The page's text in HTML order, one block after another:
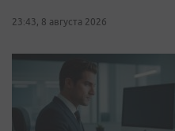
23:43, 8 августа 2026